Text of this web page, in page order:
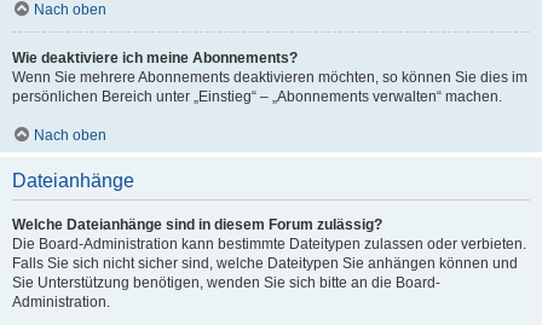
Nach oben
Wie deaktiviere ich meine Abonnements?
Wenn Sie mehrere Abonnements deaktivieren möchten, so können Sie dies im
persönlichen Bereich unter „Einstieg“ – „Abonnements verwalten“ machen.
Nach oben
Dateianhänge
Welche Dateianhänge sind in diesem Forum zulässig?
Die Board-Administration kann bestimmte Dateitypen zulassen oder verbieten.
Falls Sie sich nicht sicher sind, welche Dateitypen Sie anhängen können und
Sie Unterstützung benötigen, wenden Sie sich bitte an die Board-
Administration.